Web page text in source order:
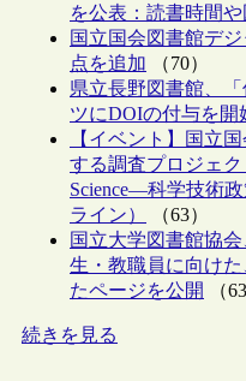
を公表：読書時間
国立国会図書館デ
点を追加 （70）
県立長野図書館、
ツにDOIの付与を開
【イベント】国立
する調査プロジェ
Science―科学技術
ライン）
（63）
国立大学図書館協
生・教職員に向け
たページを公開
（63
続きを見る